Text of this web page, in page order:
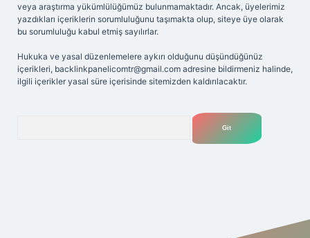
veya araştırma yükümlülüğümüz bulunmamaktadır. Ancak, üyelerimiz
yazdıkları içeriklerin sorumluluğunu taşımakta olup, siteye üye olarak
bu sorumluluğu kabul etmiş sayılırlar.
Hukuka ve yasal düzenlemelere aykırı olduğunu düşündüğünüz
içerikleri, backlinkpanelicomtr@gmail.com adresine bildirmeniz halinde,
ilgili içerikler yasal süre içerisinde sitemizden kaldırılacaktır.